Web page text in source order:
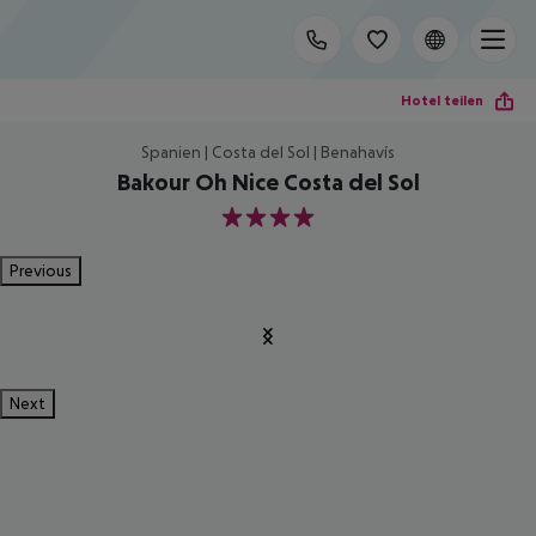
Hotel teilen
Spanien | Costa del Sol | Benahavís
Bakour Oh Nice Costa del Sol
4
Previous
Next